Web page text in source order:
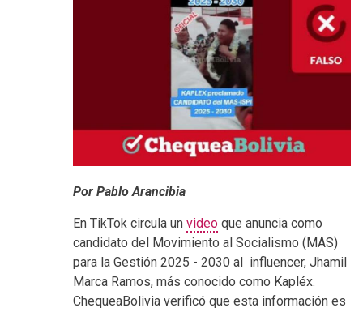
Por Pablo Arancibia
En TikTok circula un video que anuncia como
candidato del Movimiento al Socialismo (MAS)
para la Gestión 2025 - 2030 al influencer, Jhamil
Marca Ramos, más conocido como Kapléx.
ChequeaBolivia verificó que esta información es